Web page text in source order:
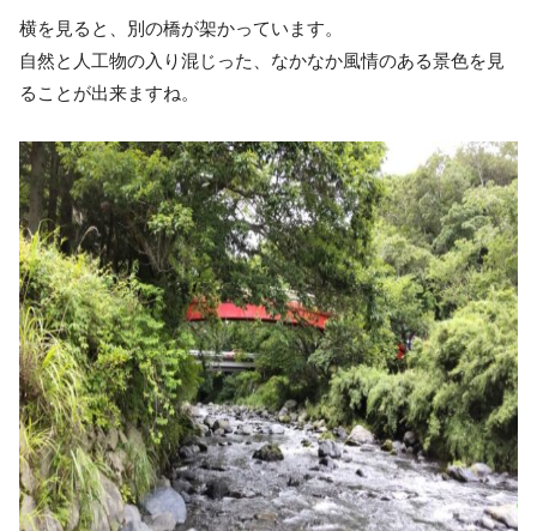
横を見ると、別の橋が架かっています。
自然と人工物の入り混じった、なかなか風情のある景色を見
ることが出来ますね。